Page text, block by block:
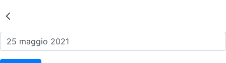
Risultati della Ricerca -